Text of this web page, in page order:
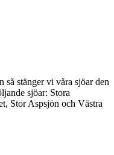
så stänger vi våra sjöar den
sjöar: Stora
Stor Aspsjön och Västra